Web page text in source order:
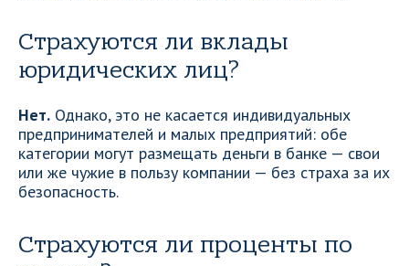
Страхуются ли вклады
юридических лиц?
Нет. Однако, это не касается индивидуальных
предпринимателей и малых предприятий: обе
категории могут размещать деньги в банке — свои
или же чужие в пользу компании — без страха за их
безопасность.
Страхуются ли проценты по